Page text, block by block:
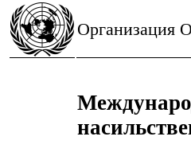
Организация